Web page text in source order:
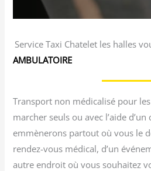
Service Taxi Chatelet les halles
AMBULATOIRE
Transport non médicalisé pour
marcher seuls ou avec l’aide
emmènerons partout où vous le
rendez-vous médical, d’un
autre endroit où vous souhaitez